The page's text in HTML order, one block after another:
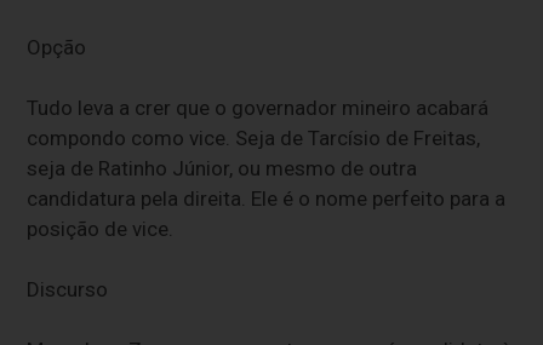
Opção
Tudo leva a crer que o governador mineiro acabará
compondo como vice. Seja de Tarcísio de Freitas,
seja de Ratinho Júnior, ou mesmo de outra
candidatura pela direita. Ele é o nome perfeito para a
posição de vice.
Discurso